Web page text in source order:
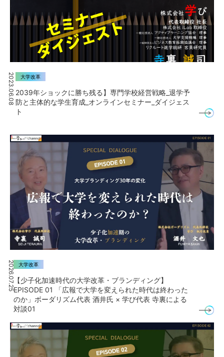
2023.06.08 大学改革
2039年ショックに勝ち残る】専門学校経営戦略_退学予
防と主体的な学生育成_オンラインセミナー_ダイジェス
ト
2026.07.25 大学改革
【少子化加速時代の大学改革・ブランディング】
EPISODE 01 「広報で大学を変えられた時代は終わった
のか」ボーダリズム代表 酒井氏 × 学び代表 寺裏による
対談01